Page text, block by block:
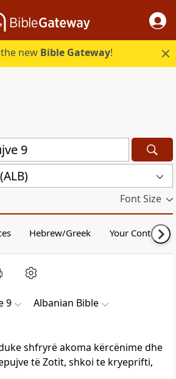
new Bible Gateway!
Font Size
Hebrew/Greek Your Content
9 Albanian Bible
shfryrë akoma kërcënime dhe
të Zotit, shkoi te kryeprifti,